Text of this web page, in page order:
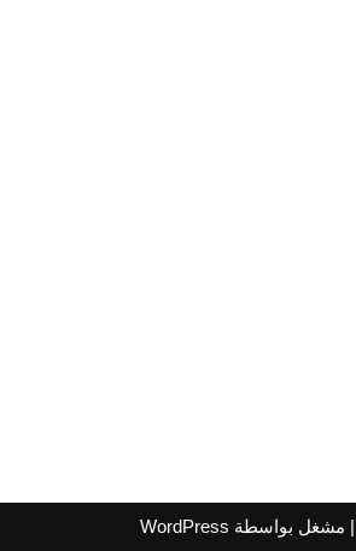
| مشغل بواسطة WordPress
مراكز التسوق